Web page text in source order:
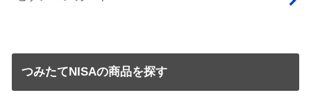
つみたてNISAの商品を探す